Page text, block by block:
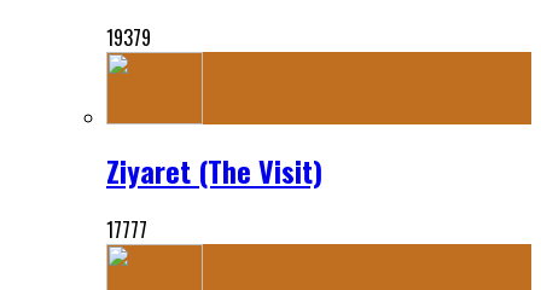
19379
Ziyaret (The Visit)
17777